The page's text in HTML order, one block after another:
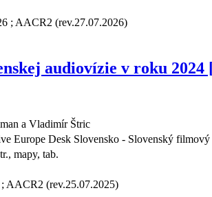
; AACR2 (rev.27.07.2026)
audiovízie v roku 2024
a Vladimír Štric
Europe Desk Slovensko - Slovenský
mapy, tab.
AACR2 (rev.25.07.2025)